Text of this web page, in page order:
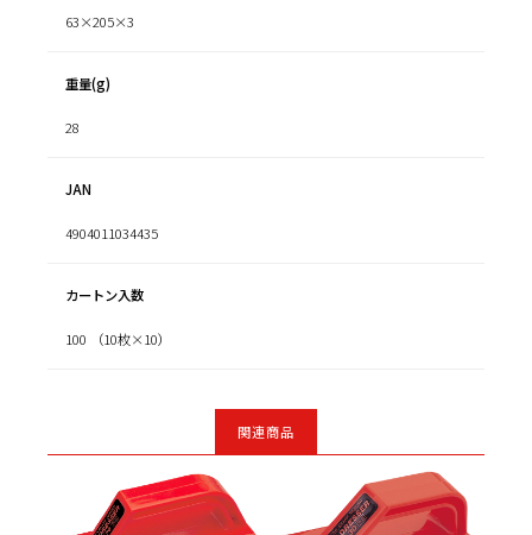
63×205×3
重量(g)
28
JAN
4904011034435
カートン入数
100 （10枚×10）
関連商品